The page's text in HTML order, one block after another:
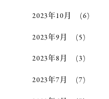
2023年10月 (6)
2023年9月 (5)
2023年8月 (3)
2023年7月 (7)